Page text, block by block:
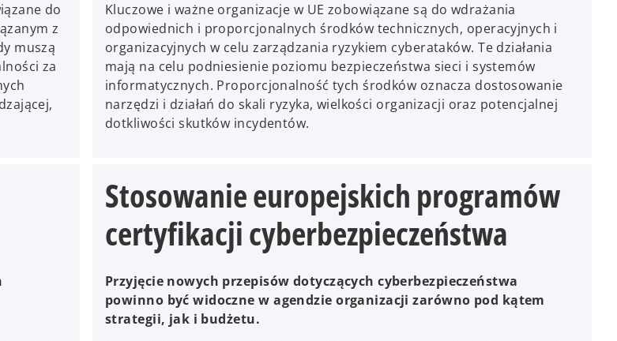
do
z
muszą
za
Kluczowe i ważne organizacje w UE zobowiązane są do wdrażania
odpowiednich i proporcjonalnych środków technicznych, operacyjnych i
organizacyjnych w celu zarządzania ryzykiem cyberataków. Te działania
mają na celu podniesienie poziomu bezpieczeństwa sieci i systemów
informatycznych. Proporcjonalność tych środków oznacza dostosowanie
narzędzi i działań do skali ryzyka, wielkości organizacji oraz potencjalnej
dotkliwości skutków incydentów.
Stosowanie europejskich programów
certyfikacji cyberbezpieczeństwa
Przyjęcie nowych przepisów dotyczących cyberbezpieczeństwa
powinno być widoczne w agendzie organizacji zarówno pod kątem
strategii, jak i budżetu.